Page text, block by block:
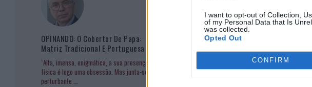
I want to opt-out of Collection,
of my Personal Data that Is
was collected.
Opted Out
CONFIRM
OPINANDO: O Cobertor De Papa:
Matriz Tradicional E Portuguesa
“Alta, imensa, enigmática, a sua presença
física é logo uma obsessão. Mas junta-se à
perturbante ...